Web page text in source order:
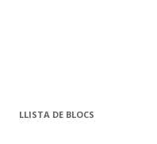
LLISTA DE BLOCS